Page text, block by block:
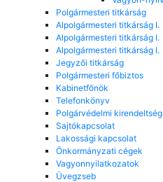
Polgármesteri titkárság
Alpolgármesteri titkárság I.
Alpolgármesteri titkárság I.
Alpolgármesteri titkárság I.
Jegyzői titkárság
Polgármesteri főbiztos
Kabinetfőnök
Telefonkönyv
Polgárvédelmi kirendeltség
Sajtókapcsolat
Lakossági kapcsolat
Önkormányzati cégek
Vagyonnyilatkozatok
Üvegzseb